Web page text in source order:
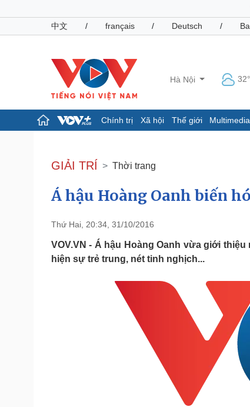
中文
/ français / Deutsch /
Hà Nội
Chính trị Xã hội Thế giới Multimedia
Đảng
Tổ chức nhân sự
Quốc hội
Nhận diện sự thật
Dấu ấn VOV
Pháp luật
Vụ án
Quân sự - Quốc
Vũ khí
Phân tích
Đời sống
Tình yêu - Gia đình
GIẢI TRÍ Thời trang
Á hậu Hoàng Oanh biến
Thứ Hai, 20:34, 31/10/2016
VOV.VN - Á hậu Hoàng Oanh vừa giới
hiện sự trẻ trung, nét tinh nghịch...